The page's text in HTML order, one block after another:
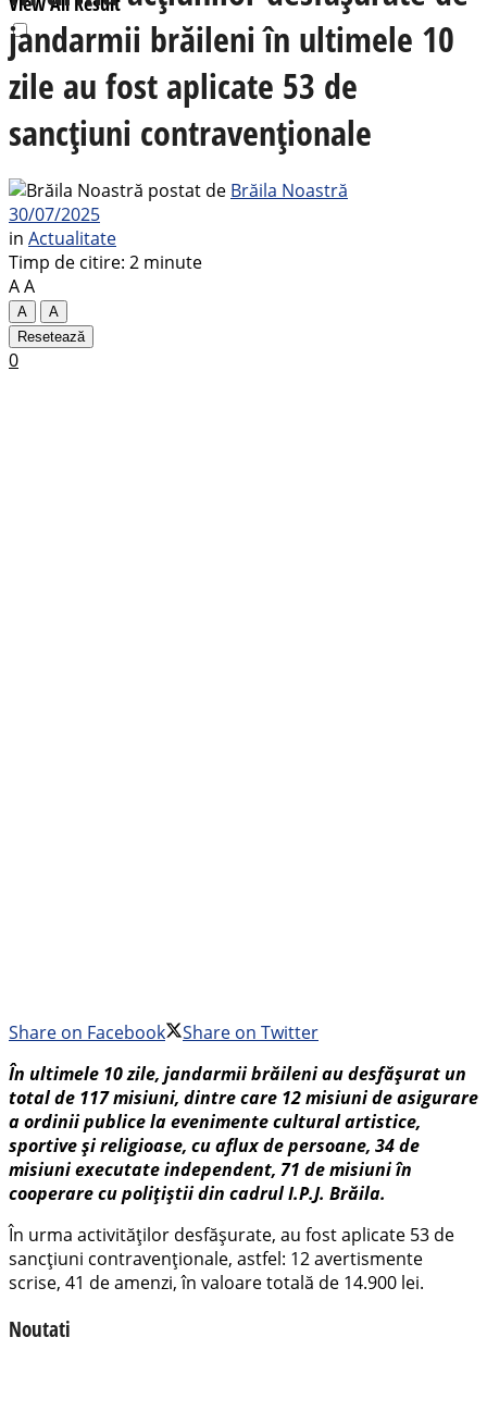
jandarmii brăileni în ultimele 10
zile au fost aplicate 53 de
sancțiuni contravenționale
postat de Brăila Noastră
30/07/2025
in Actualitate
Timp de citire: 2 minute
AA
A
A
Resetează
0
Share on Facebook
Share on Twitter
În ultimele 10 zile, jandarmii brăileni au desfășurat un
total de 117 misiuni, dintre care 12 misiuni de asigurare
a ordinii publice la evenimente cultural artistice,
sportive și religioase, cu aflux de persoane, 34 de
misiuni executate independent, 71 de misiuni în
cooperare cu polițiștii din cadrul I.P.J. Brăila.
În urma activităților desfășurate, au fost aplicate 53 de
sancțiuni contravenționale, astfel: 12 avertismente
scrise, 41 de amenzi, în valoare totală de 14.900 lei.
Noutati